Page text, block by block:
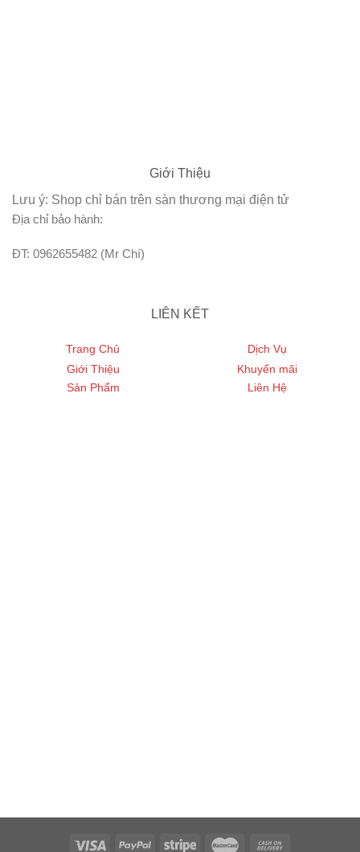
Giới Thiệu
Lưu ý: Shop chỉ bán trên sàn thương mại điện tử
Địa chỉ bảo hành:
ĐT: 0962655482 (Mr Chí)
LIÊN KẾT
Trang Chủ
Giới Thiệu
Sản Phẩm
Dịch Vụ
Khuyến mãi
Liên Hệ